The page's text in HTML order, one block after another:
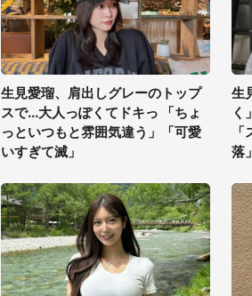
生見愛瑠、肩出しグレーのトップ
スで...大人っぽくてドキっ 「ちょ
っといつもと雰囲気違う」「可愛
いすぎて滅」
生
く
落